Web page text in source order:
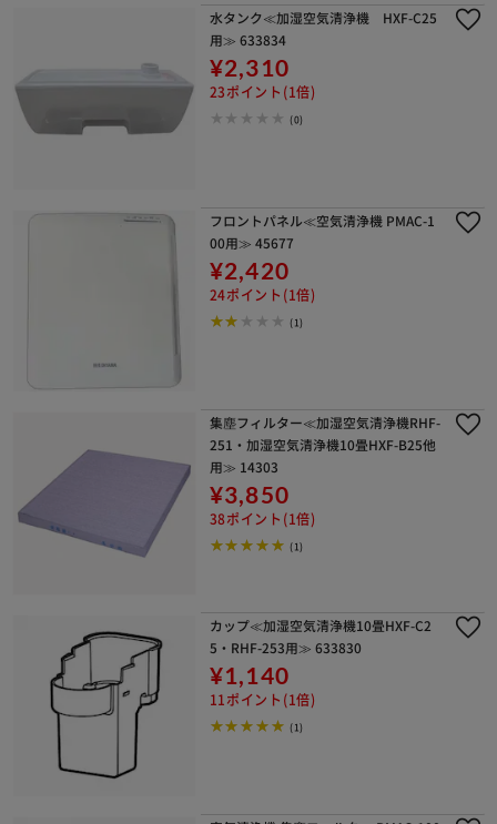
水タンク≪加湿空気清浄機 HXF-C25
用≫ 633834
¥2,310
23ポイント(1倍)
(0)
フロントパネル≪空気清浄機 PMAC-1
00用≫ 45677
¥2,420
24ポイント(1倍)
(1)
集塵フィルター≪加湿空気清浄機RHF-
251・加湿空気清浄機10畳HXF-B25他
用≫ 14303
¥3,850
38ポイント(1倍)
(1)
カップ≪加湿空気清浄機10畳HXF-C2
5・RHF-253用≫ 633830
¥1,140
11ポイント(1倍)
(1)